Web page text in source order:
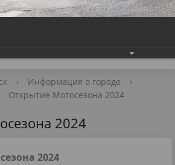
› Информация о городе
›
Открытие Мотосезона 2024
2024
2024